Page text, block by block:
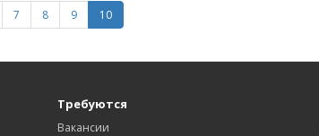
7 8 9 10
Требуются
Вакансии